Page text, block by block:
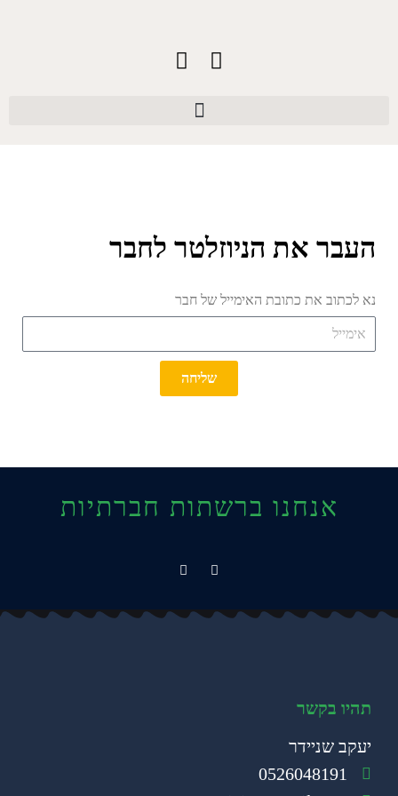
העבר את הניוזלטר לחבר
נא לכתוב את כתובת האימייל של חבר
שליחה
אנחנו ברשתות חברתיות
תהיו בקשר
יעקב שניידר
0526048191